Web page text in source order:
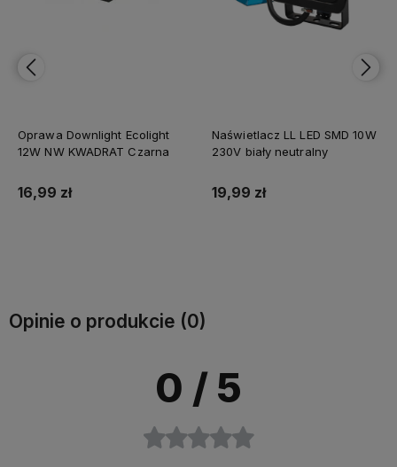
Oprawa Downlight Ecolight
12W NW KWADRAT Czarna
16,99 zł
Naświetlacz LL LED SMD 10W
230V biały neutralny
19,99 zł
Opinie o produkcie (0)
0 / 5